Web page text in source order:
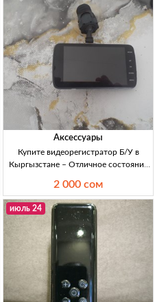
Аксессуары
Купите видеорегистратор Б/У в
Кыргызстане – Отличное состояние
Б/У, хорошее состояние, 2000 сом.
2 000 сом
июль 24